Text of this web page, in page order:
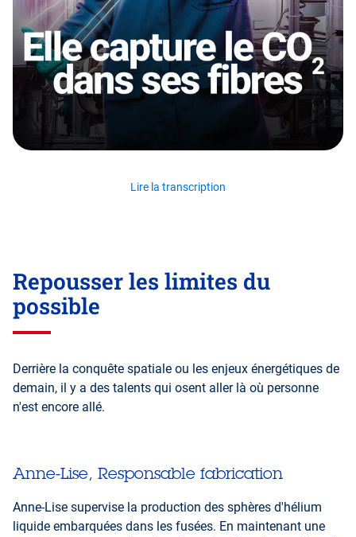
Lire la transcription
Repousser les limites du
possible
Derrière la conquête spatiale ou les enjeux énergétiques de
demain, il y a des talents qui osent aller là où personne
n'est encore allé.
Anne-Lise, Responsable fabrication
Anne-Lise supervise la production des sphères d'hélium
liquide embarquées dans les fusées. En maintenant une